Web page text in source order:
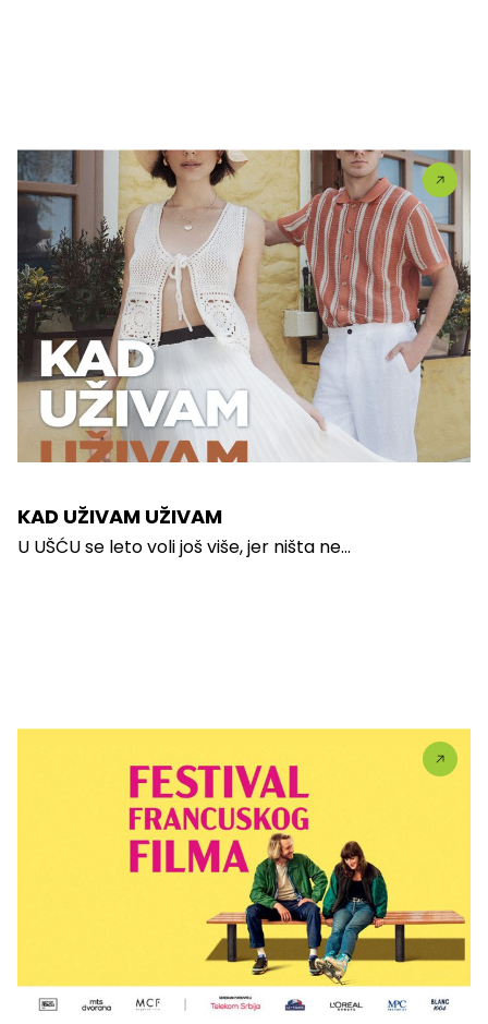
KAD UŽIVAM UŽIVAM
U UŠĆU se leto voli još više, jer ništa ne...